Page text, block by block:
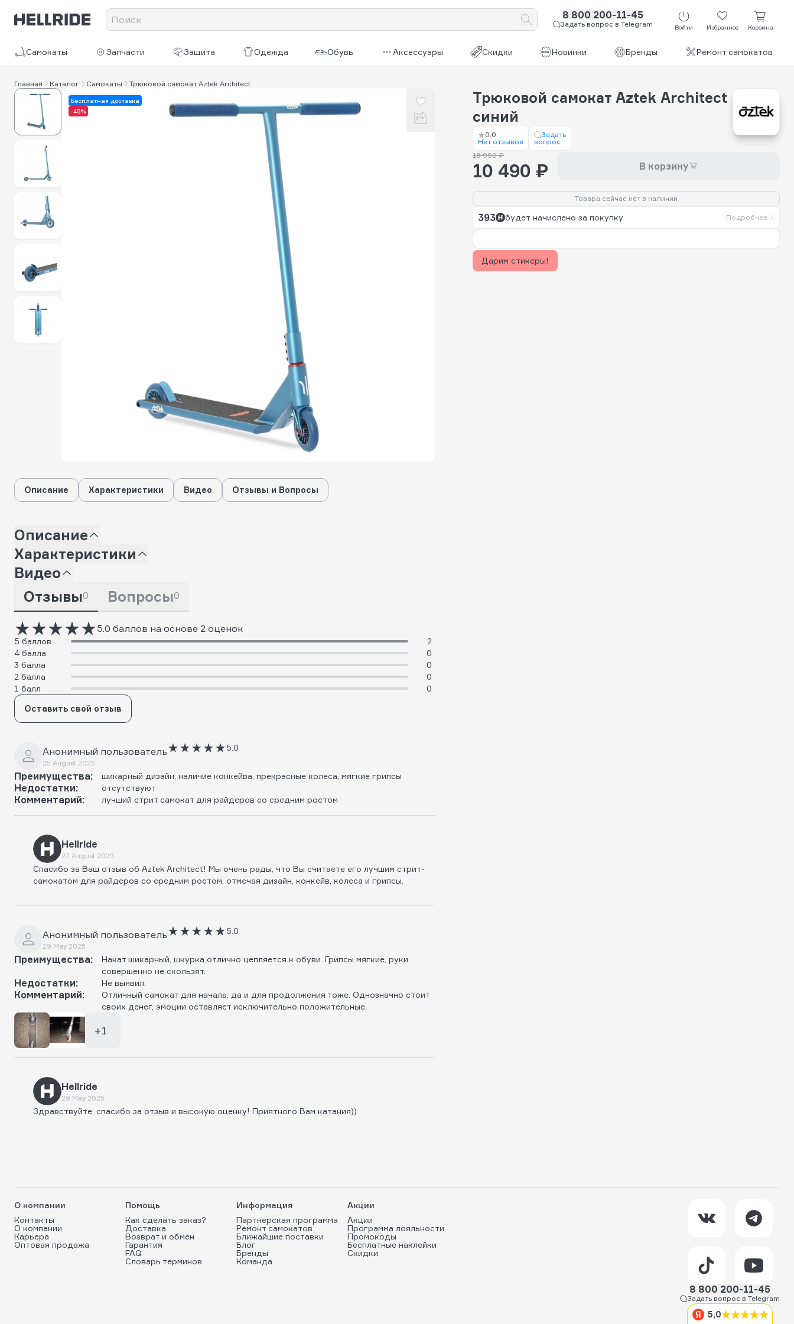
8 800 200-11-45
Задать вопрос в Telegram Войти Избранное Корзина
Самокаты Запчасти Защита Одежда Обувь Аксессуары Скидки Новинки Бренды Ремонт самокатов
Главная Каталог Самокаты Трюковой самокат Aztek Architect
Бесплатная доставка
-45%
Трюковой самокат Aztek Architect
синий
0.0
Нет отзывов
Задать
вопрос
18 990 ₽
10 490 ₽ В корзину
Товара сейчас нет в наличии
393 будет начислено за покупку Подробнее
Дарим стикеры!
Описание Характеристики Видео Отзывы и Вопросы
Описание
Характеристики
Видео
Отзывы0 Вопросы0
5.0 баллов на основе 2 оценок
5 баллов
2
4 балла
0
3 балла
0
2 балла
0
1 балл
0
Оставить свой отзыв
Анонимный пользователь
25 August 2025
5.0
Преимущества: шикарный дизайн, наличие конкейва, прекрасные колеса, мягкие грипсы
Недостатки: отсутствуют
Комментарий: лучший стрит самокат для райдеров со средним ростом
Hellride
27 August 2025
Спасибо за Ваш отзыв об Aztek Architect! Мы очень рады, что Вы считаете его лучшим стрит-
самокатом для райдеров со средним ростом, отмечая дизайн, конкейв, колеса и грипсы.
Анонимный пользователь
29 May 2025
5.0
Преимущества:
Накат шикарный, шкурка отлично цепляется к обуви. Грипсы мягкие, руки
совершенно не скользят.
Недостатки: Не выявил.
Комментарий:
Отличный самокат для начала, да и для продолжения тоже. Однозначно стоит
своих денег, эмоции оставляет исключительно положительные.
+1
Hellride
29 May 2025
Здравствуйте, спасибо за отзыв и высокую оценку! Приятного Вам катания))
О компании
Контакты
О компании
Карьера
Оптовая продажа
Помощь
Как сделать заказ?
Доставка
Возврат и обмен
Гарантия
FAQ
Словарь терминов
Информация
Партнерская программа
Ремонт самокатов
Ближайшие поставки
Блог
Бренды
Команда
Акции
Акции
Программа лояльности
Промокоды
Бесплатные наклейки
Скидки
8 800 200-11-45
Задать вопрос в Telegram
5,0